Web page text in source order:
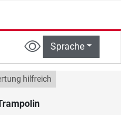
Sprache
hilfreich